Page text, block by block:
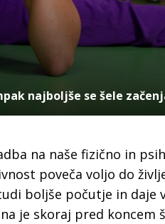
najboljše se šele
na naše fizično in
poveča voljo do
boljše počutje in daje
je skoraj pred koncem